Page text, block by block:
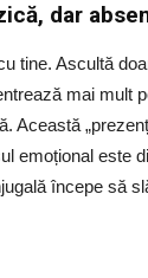
dar
tine. Ascultă
mai mult
Această
emoțional este
începe să